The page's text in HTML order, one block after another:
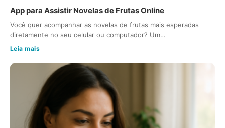
App para Assistir Novelas de Frutas Online
Você quer acompanhar as novelas de frutas mais esperadas
diretamente no seu celular ou computador? Um…
Leia mais